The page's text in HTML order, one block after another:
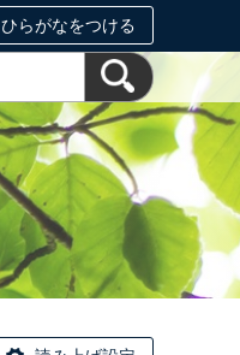
ひらがなをつける